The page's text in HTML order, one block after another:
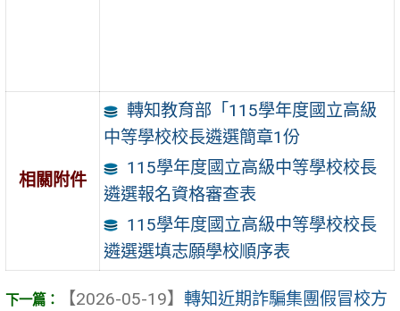
相關附件
轉知教育部「115學年度國立高級
中等學校校長遴選簡章1份
115學年度國立高級中等學校校長
遴選報名資格審查表
115學年度國立高級中等學校校長
遴選選填志願學校順序表
【2026-05-19】 轉知近期詐騙集團假冒校方